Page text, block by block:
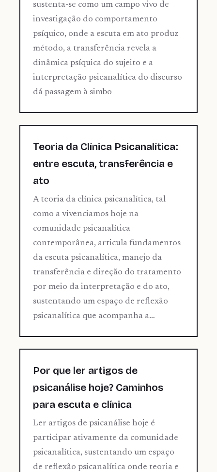
sustenta-se como um campo vivo de
investigação do comportamento
psíquico, onde a escuta em ato produz
método, a transferência revela a
dinâmica psíquica do sujeito e a
interpretação psicanalítica do discurso
dá passagem à simbo
Teoria da Clínica Psicanalítica:
entre escuta, transferência e
ato
A teoria da clínica psicanalítica, tal
como a vivenciamos hoje na
comunidade psicanalítica
contemporânea, articula fundamentos
da escuta psicanalítica, manejo da
transferência e direção do tratamento
por meio da interpretação e do ato,
sustentando um espaço de reflexão
psicanalítica que acompanha a…
Por que ler artigos de
psicanálise hoje? Caminhos
para escuta e clínica
Ler artigos de psicanálise hoje é
participar ativamente da comunidade
psicanalítica, sustentando um espaço
de reflexão psicanalítica onde teoria e